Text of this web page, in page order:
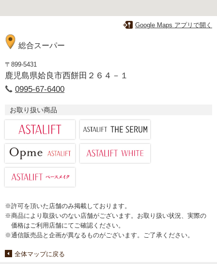
Google Maps アプリで開く
総合スーパー
〒899-5431
鹿児島県姶良市西餅田２６４－１
0995-67-6400
お取り扱い商品
※許可を頂いた店舗のみ掲載しております。
※商品により取扱いのない店舗がございます。お取り扱い状況、実際の
価格はご利用店舗にてご確認ください。
※通信販売品と企画が異なるものがございます。ご了承ください。
全体マップに戻る